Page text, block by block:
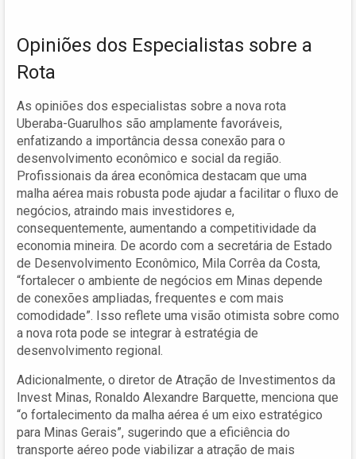
Opiniões dos Especialistas sobre a
Rota
As opiniões dos especialistas sobre a nova rota
Uberaba-Guarulhos são amplamente favoráveis,
enfatizando a importância dessa conexão para o
desenvolvimento econômico e social da região.
Profissionais da área econômica destacam que uma
malha aérea mais robusta pode ajudar a facilitar o fluxo de
negócios, atraindo mais investidores e,
consequentemente, aumentando a competitividade da
economia mineira. De acordo com a secretária de Estado
de Desenvolvimento Econômico, Mila Corrêa da Costa,
“fortalecer o ambiente de negócios em Minas depende
de conexões ampliadas, frequentes e com mais
comodidade”. Isso reflete uma visão otimista sobre como
a nova rota pode se integrar à estratégia de
desenvolvimento regional.
Adicionalmente, o diretor de Atração de Investimentos da
Invest Minas, Ronaldo Alexandre Barquette, menciona que
“o fortalecimento da malha aérea é um eixo estratégico
para Minas Gerais”, sugerindo que a eficiência do
transporte aéreo pode viabilizar a atração de mais